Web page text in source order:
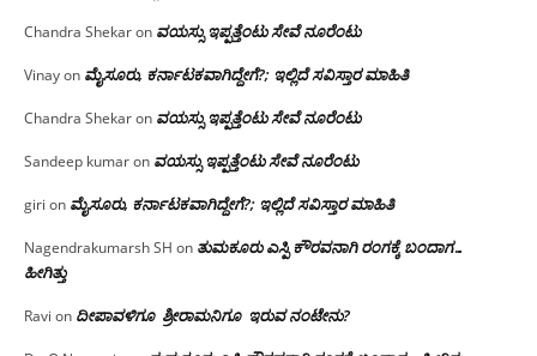
Chandra Shekaron ವಯಸ್ಸು ಇಪ್ಪತ್ತೆಂಟು ಸೇವೆ ನೂರೆಂಟು
Vinayon ಮೈಸೂರು, ಕರ್ನಾಟಕವಾಗಿದ್ದೇಗೆ?; ಇಲ್ಲಿದೆ ಸವಿಸ್ತಾರ ಮಾಹಿತಿ
Chandra Shekaron ವಯಸ್ಸು ಇಪ್ಪತ್ತೆಂಟು ಸೇವೆ ನೂರೆಂಟು
Sandeep kumaron ವಯಸ್ಸು ಇಪ್ಪತ್ತೆಂಟು ಸೇವೆ ನೂರೆಂಟು
giri on ಮೈಸೂರು, ಕರ್ನಾಟಕವಾಗಿದ್ದೇಗೆ?; ಇಲ್ಲಿದೆ ಸವಿಸ್ತಾರ ಮಾಹಿತಿ
Nagendrakumarsh SH on ತುಮಕೂರು ಎಸ್ಪಿ ಕೌರವನಾಗಿ ರಂಗಕ್ಕೆ ಬಂದಾಗ…
ಹೀಗಿತ್ತು
Ravi on ದೀಪಾವಳಿಗೂ ಶ್ರೀರಾಮನಿಗೂ ಇರುವ ನಂಟೇನು?